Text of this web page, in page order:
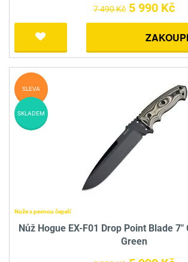
7 490 Kč 5 990 Kč
Nože s pevnou čepelí
Nůž Hogue EX-F01 Drop Point Blade 7"
Green
SLEVA
SKLADEM